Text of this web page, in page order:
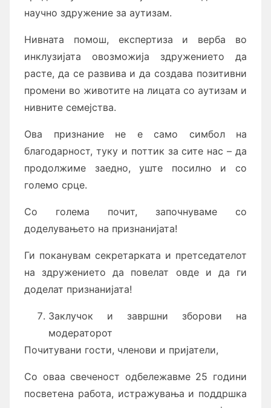
научно здружение за аутизам.
Нивната помош, експертиза и верба во
инклузијата овозможија здружението да
расте, да се развива и да создава позитивни
промени во животите на лицата со аутизам и
нивните семејства.
Ова признание не е само симбол на
благодарност, туку и поттик за сите нас – да
продолжиме заедно, уште посилно и со
големо срце.
Со голема почит, започнуваме со
доделувањето на признанијата!
Ги поканувам секретарката и претседателот
на здружението да повелат овде и да ги
доделат признанијата!
Заклучок и завршни зборови на
модераторот
Почитувани гости, членови и пријатели,
Со оваа свеченост одбележавме 25 години
посветена работа, истражувања и поддршка